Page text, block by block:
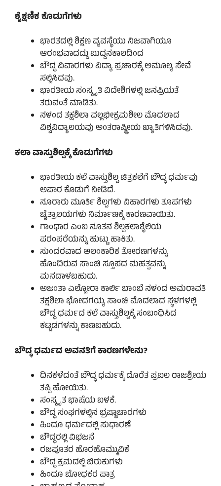
ಶೈಕ್ಷಣಿಕ ಕೊಡುಗೆಗಳು
ಭಾರತದಲ್ಲಿ ಶಿಕ್ಷಣ ವ್ಯವಸ್ಥೆಯು ನಿಜವಾಗಿಯೂ
ಆರಂಭವಾದದ್ದು ಬುದ್ದನಕಾಲದಿಂದ
ಬೌದ್ಧ ವಿವಾರಗಳು ವಿದ್ಯಾ ಪ್ರಚಾರಕ್ಕೆ ಅಮೂಲ್ಯ ಸೇವೆ
ಸಲ್ಲಿಸಿದವು.
ಭಾರತೀಯ ಸಂಸ್ಕೃತಿ ವಿದೇಶಿಗಳಲ್ಲಿ ಜನಪ್ರಿಯತೆ
ತರುವಂತೆ ಮಾಡಿತು.
ನಳಂದ ತಕ್ಷಶಿಲಾ ವಲ್ಲಭೀಕ್ರಮಶೀಲ ಮೊದಲಾದ
ವಿಶ್ವವಿದ್ಯಾಲಯವು ಅಂತರಾಷ್ಟ್ರೀಯ ಖ್ಯಾತಿಗಳಿಸಿದವು.
ಕಲಾ ವಾಸ್ತುಶಿಲ್ಪಕ್ಕೆ ಕೊಡುಗೆಗಳು
ಭಾರತೀಯ ಕಲೆ ವಾಸ್ತುಶಿಲ್ಪ ಚಿತ್ರಕಲೆಗೆ ಬೌದ್ಧ ಧರ್ಮವು
ಅಪಾರ ಕೊಡುಗೆ ನೀಡಿದೆ.
ನೂರಾರು ಮೂರ್ತಿ ಶಿಲ್ಪಗಳು ವಿಹಾರಗಳು ತೂಪಗಳು
ಚೈತ್ರಾಲಯಗಳು ನಿರ್ಮಾಣಕ್ಕೆ ಕಾರಣವಾಯಿತು.
ಗಾಂಧಾರ ಎಂಬ ನೂತನ ಶಿಲ್ಪಕಲಾಶೈಲಿಯ
ಪರಂಪರೆಯನ್ನು ಹುಟ್ಟು ಹಾಕಿತು.
ಸುಂದರವಾದ ಅಲಂಕಾರಿಕ ತೋರಣಗಳನ್ನು
ಹೊಂದಿರುವ ಸಾಂಚಿ ಸ್ತೂಪದ ಮಹತ್ವವನ್ನು
ಮನದಾಳಬಹುದು.
ಅಜಂತಾ ಎಲ್ಲೋರಾ ಕಾರ್ಲಿ ಬಾಂಬೆ ನಳಂದ ಅಮರಾವತಿ
ತಕ್ಷಶಿಲಾ ಭೋದಗಯ್ಯ ಸಾಂಚಿ ಮೊದಲಾದ ಸ್ಥಳಗಳಲ್ಲಿ
ಬೌದ್ಧ ಧರ್ಮದ ಕಲೆ ವಾಸ್ತುಶಿಲ್ಪಕ್ಕೆ ಸಂಬಂಧಿಸಿದ
ಕಟ್ಟಡಗಳನ್ನು ಕಾಣಬಹುದು.
ಬೌದ್ಧ ಧರ್ಮದ ಅವನತಿಗೆ ಕಾರಣಗಳೇನು?
ದಿನಕಳೆದಂತೆ ಬೌದ್ಧ ಧರ್ಮಕ್ಕೆ ದೊರೆತ ಪ್ರಬಲ ರಾಜಶ್ರೀಯ
ತಪ್ಪಿ ಹೋಯಿತು.
ಸಂಸ್ಕೃತ ಭಾಷೆಯ ಬಳಕೆ.
ಬೌದ್ಧ ಸಂಘಗಳಲ್ಲಿನ ಭ್ರಷ್ಟಾಚಾರಗಳು
ಹಿಂದೂ ಧರ್ಮದಲ್ಲಿ ಸುಧಾರಣೆ
ಬೌದ್ಧರಲ್ಲಿ ವಿಭಜನೆ
ರಜಪೂತರ ಹೊರಹೊಮ್ಮುವಿಕೆ
ಬೌದ್ಧ ಕ್ರಮದಲ್ಲಿ ಬಿರುಕುಗಳು
ಹಿಂದೂ ಬೋಧಕರ ಪಾತ್ರ